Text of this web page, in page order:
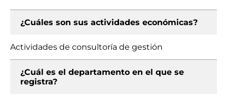
¿Cuáles son sus actividades económicas?
Actividades de consultoría de gestión
¿Cuál es el departamento en el que se
registra?